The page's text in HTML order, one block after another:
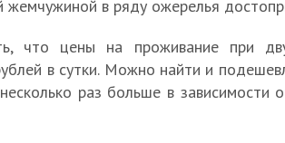
жемчужиной в ряду ожерелья
что цены на проживание при
в сутки. Можно найти и
раз больше в зависимости